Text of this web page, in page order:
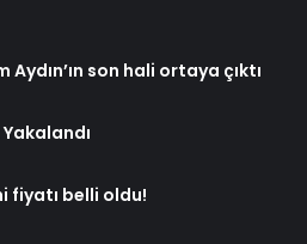
son hali ortaya çıktı
Yakalandı
fiyatı belli oldu!